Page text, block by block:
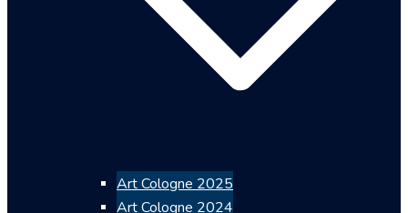
Art Cologne 2025
Art Cologne 2024